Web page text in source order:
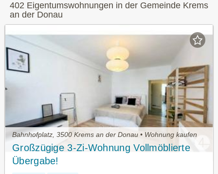
402 Eigentumswohnungen in der Gemeinde Krems
an der Donau
Bahnhofplatz, 3500 Krems an der Donau • Wohnung kaufen
Großzügige 3-Zi-Wohnung Vollmöblierte
Übergabe!